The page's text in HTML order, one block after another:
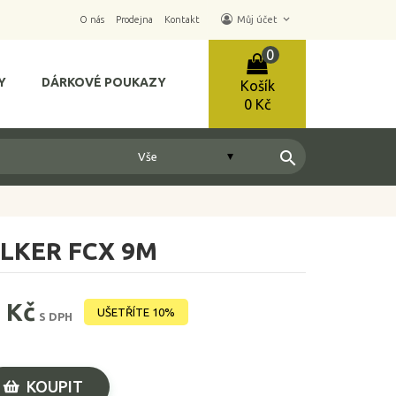
O nás Prodejna Kontakt Můj účet keyboard_arrow_down
Košík
0
0 Kč
DÁRKOVÉ POUKAZY
search
FCX 9M
Kč S DPH UŠETŘÍTE 10%
KOUPIT